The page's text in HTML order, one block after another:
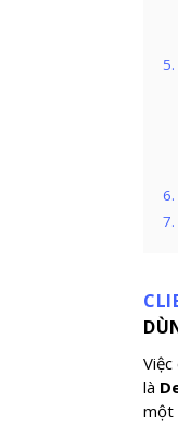
5.
6.
7.
là
một